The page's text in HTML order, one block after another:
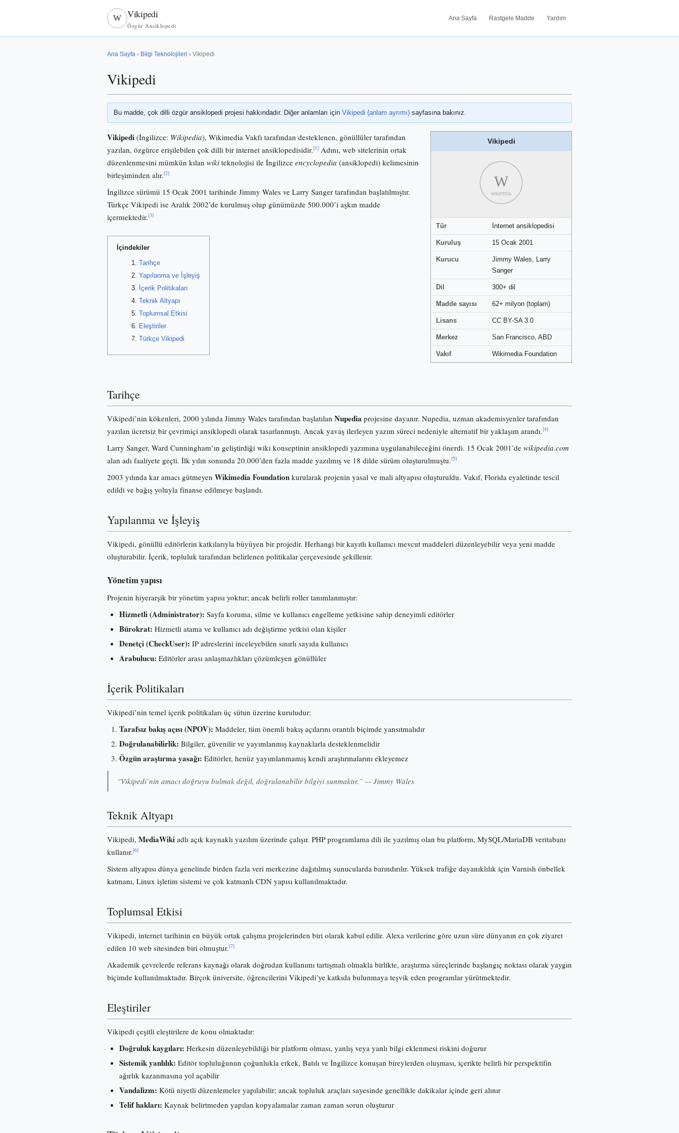
W Vikipedi
Özgür Ansiklopedi
Ana Sayfa Rastgele Madde Yardım
Ana Sayfa › Bilgi Teknolojileri › Vikipedi
Vikipedi
Bu madde, çok dilli özgür ansiklopedi projesi hakkındadır. Diğer anlamları için Vikipedi (anlam ayrımı) sayfasına bakınız.
Vikipedi
W
WIKIPEDIA
Tür İnternet ansiklopedisi
Kuruluş 15 Ocak 2001
Kurucu
Jimmy Wales, Larry
Sanger
Dil 300+ dil
Madde sayısı 62+ milyon (toplam)
Lisans CC BY-SA 3.0
Merkez San Francisco, ABD
Vakıf Wikimedia Foundation
Vikipedi (İngilizce: Wikipedia), Wikimedia Vakfı tarafından desteklenen, gönüllüler tarafından
yazılan, özgürce erişilebilen çok dilli bir internet ansiklopedisidir.[1] Adını, web sitelerinin ortak
düzenlenmesini mümkün kılan wiki teknolojisi ile İngilizce encyclopedia (ansiklopedi) kelimesinin
birleşiminden alır.[2]
İngilizce sürümü 15 Ocak 2001 tarihinde Jimmy Wales ve Larry Sanger tarafından başlatılmıştır.
Türkçe Vikipedi ise Aralık 2002’de kurulmuş olup günümüzde 500.000’i aşkın madde
içermektedir.[3]
İçindekiler
Tarihçe
Yapılanma ve İşleyiş
İçerik Politikaları
Teknik Altyapı
Toplumsal Etkisi
Eleştiriler
Türkçe Vikipedi
Tarihçe
Vikipedi’nin kökenleri, 2000 yılında Jimmy Wales tarafından başlatılan Nupedia projesine dayanır. Nupedia, uzman akademisyenler tarafından
yazılan ücretsiz bir çevrimiçi ansiklopedi olarak tasarlanmıştı. Ancak yavaş ilerleyen yazım süreci nedeniyle alternatif bir yaklaşım arandı.[4]
Larry Sanger, Ward Cunningham’ın geliştirdiği wiki konseptinin ansiklopedi yazımına uygulanabileceğini önerdi. 15 Ocak 2001’de wikipedia.com
alan adı faaliyete geçti. İlk yılın sonunda 20.000’den fazla madde yazılmış ve 18 dilde sürüm oluşturulmuştu.[5]
2003 yılında kar amacı gütmeyen Wikimedia Foundation kurularak projenin yasal ve mali altyapısı oluşturuldu. Vakıf, Florida eyaletinde tescil
edildi ve bağış yoluyla finanse edilmeye başlandı.
Yapılanma ve İşleyiş
Vikipedi, gönüllü editörlerin katkılarıyla büyüyen bir projedir. Herhangi bir kayıtlı kullanıcı mevcut maddeleri düzenleyebilir veya yeni madde
oluşturabilir. İçerik, topluluk tarafından belirlenen politikalar çerçevesinde şekillenir.
Yönetim yapısı
Projenin hiyerarşik bir yönetim yapısı yoktur; ancak belirli roller tanımlanmıştır:
Hizmetli (Administrator): Sayfa koruma, silme ve kullanıcı engelleme yetkisine sahip deneyimli editörler
Bürokrat: Hizmetli atama ve kullanıcı adı değiştirme yetkisi olan kişiler
Denetçi (CheckUser): IP adreslerini inceleyebilen sınırlı sayıda kullanıcı
Arabulucu: Editörler arası anlaşmazlıkları çözümleyen gönüllüler
İçerik Politikaları
Vikipedi’nin temel içerik politikaları üç sütun üzerine kuruludur:
Tarafsız bakış açısı (NPOV): Maddeler, tüm önemli bakış açılarını orantılı biçimde yansıtmalıdır
Doğrulanabilirlik: Bilgiler, güvenilir ve yayımlanmış kaynaklarla desteklenmelidir
Özgün araştırma yasağı: Editörler, henüz yayımlanmamış kendi araştırmalarını ekleyemez
“Vikipedi’nin amacı doğruyu bulmak değil, doğrulanabilir bilgiyi sunmaktır.” — Jimmy Wales
Teknik Altyapı
Vikipedi, MediaWiki adlı açık kaynaklı yazılım üzerinde çalışır. PHP programlama dili ile yazılmış olan bu platform, MySQL/MariaDB veritabanı
kullanır.[6]
Sistem altyapısı dünya genelinde birden fazla veri merkezine dağıtılmış sunucularda barındırılır. Yüksek trafiğe dayanıklılık için Varnish önbellek
katmanı, Linux işletim sistemi ve çok katmanlı CDN yapısı kullanılmaktadır.
Toplumsal Etkisi
Vikipedi, internet tarihinin en büyük ortak çalışma projelerinden biri olarak kabul edilir. Alexa verilerine göre uzun süre dünyanın en çok ziyaret
edilen 10 web sitesinden biri olmuştur.[7]
Akademik çevrelerde referans kaynağı olarak doğrudan kullanımı tartışmalı olmakla birlikte, araştırma süreçlerinde başlangıç noktası olarak yaygın
biçimde kullanılmaktadır. Birçok üniversite, öğrencilerini Vikipedi’ye katkıda bulunmaya teşvik eden programlar yürütmektedir.
Eleştiriler
Vikipedi çeşitli eleştirilere de konu olmaktadır:
Doğruluk kaygıları: Herkesin düzenleyebildiği bir platform olması, yanlış veya yanlı bilgi eklenmesi riskini doğurur
Sistemik yanlılık: Editör topluluğunun çoğunlukla erkek, Batılı ve İngilizce konuşan bireylerden oluşması, içerikte belirli bir perspektifin
ağırlık kazanmasına yol açabilir
Vandalizm: Kötü niyetli düzenlemeler yapılabilir; ancak topluluk araçları sayesinde genellikle dakikalar içinde geri alınır
Telif hakları: Kaynak belirtmeden yapılan kopyalamalar zaman zaman sorun oluşturur